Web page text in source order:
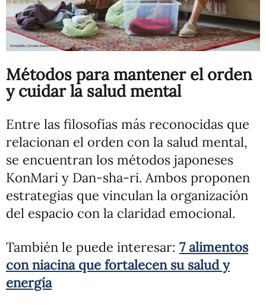
Métodos para mantener el orden
y cuidar la salud mental
Entre las filosofías más reconocidas que
relacionan el orden con la salud mental,
se encuentran los métodos japoneses
KonMari y Dan-sha-ri. Ambos proponen
estrategias que vinculan la organización
del espacio con la claridad emocional.
También le puede interesar: 7 alimentos
con niacina que fortalecen su salud y
energía